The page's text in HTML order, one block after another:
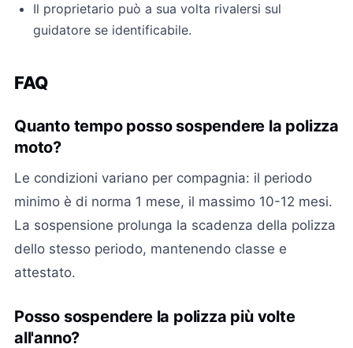
Il proprietario può a sua volta rivalersi sul
guidatore se identificabile.
FAQ
Quanto tempo posso sospendere la polizza
moto?
Le condizioni variano per compagnia: il periodo
minimo è di norma 1 mese, il massimo 10-12 mesi.
La sospensione prolunga la scadenza della polizza
dello stesso periodo, mantenendo classe e
attestato.
Posso sospendere la polizza più volte
all'anno?